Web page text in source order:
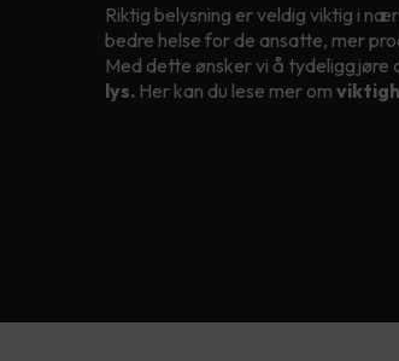
Riktig belysning er veldig viktig i
bedre helse for de ansatte, mer
Med dette ønsker vi å tydeliggjøre
lys. Her kan du lese mer om